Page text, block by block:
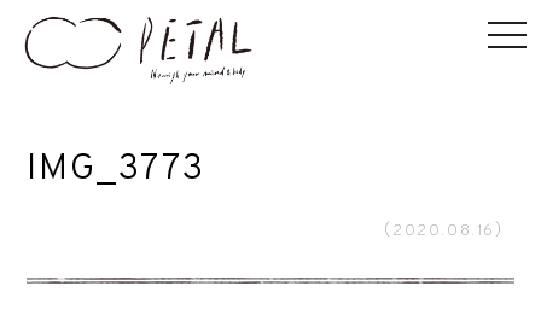
IMG_3773
（2020.08.16）